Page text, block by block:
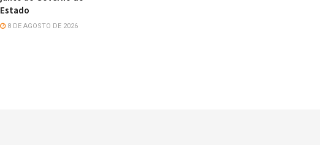
Estado
8 DE AGOSTO DE 2026